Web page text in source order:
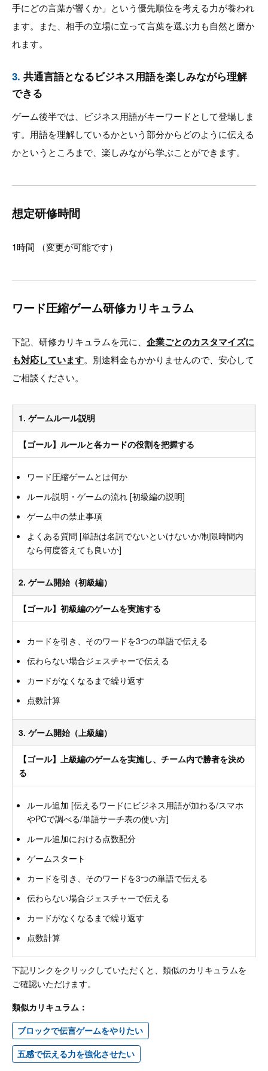
手にどの言葉が響くか」という優先順位を考える力が養われ
ます。また、相手の立場に立って言葉を選ぶ力も自然と磨か
れます。
3. 共通言語となるビジネス用語を楽しみながら理解
できる
ゲーム後半では、ビジネス用語がキーワードとして登場しま
す。用語を理解しているかという部分からどのように伝える
かというところまで、楽しみながら学ぶことができます。
想定研修時間
1時間 （変更が可能です）
ワード圧縮ゲーム研修カリキュラム
下記、研修カリキュラムを元に、 企業ごとのカスタマイズに
も対応しています。別途料金もかかりませんので、安心して
ご相談ください。
1. ゲームルール説明
【ゴール】ルールと各カードの役割を把握する
ワード圧縮ゲームとは何か
ルール説明・ゲームの流れ [初級編の説明]
ゲーム中の禁止事項
よくある質問 [単語は名詞でないといけないか/制限時間内
なら何度答えても良いか]
2. ゲーム開始（初級編）
【ゴール】初級編のゲームを実施する
カードを引き、そのワードを3つの単語で伝える
伝わらない場合ジェスチャーで伝える
カードがなくなるまで繰り返す
点数計算
3. ゲーム開始（上級編）
【ゴール】上級編のゲームを実施し、チーム内で勝者を決め
る
ルール追加 [伝えるワードにビジネス用語が加わる/スマホ
やPCで調べる/単語サーチ表の使い方]
ルール追加における点数配分
ゲームスタート
カードを引き、そのワードを3つの単語で伝える
伝わらない場合ジェスチャーで伝える
カードがなくなるまで繰り返す
点数計算
下記リンクをクリックしていただくと、類似のカリキュラムを
ご確認いただけます。
類似カリキュラム：
ブロックで伝言ゲームをやりたい
五感で伝える力を強化させたい